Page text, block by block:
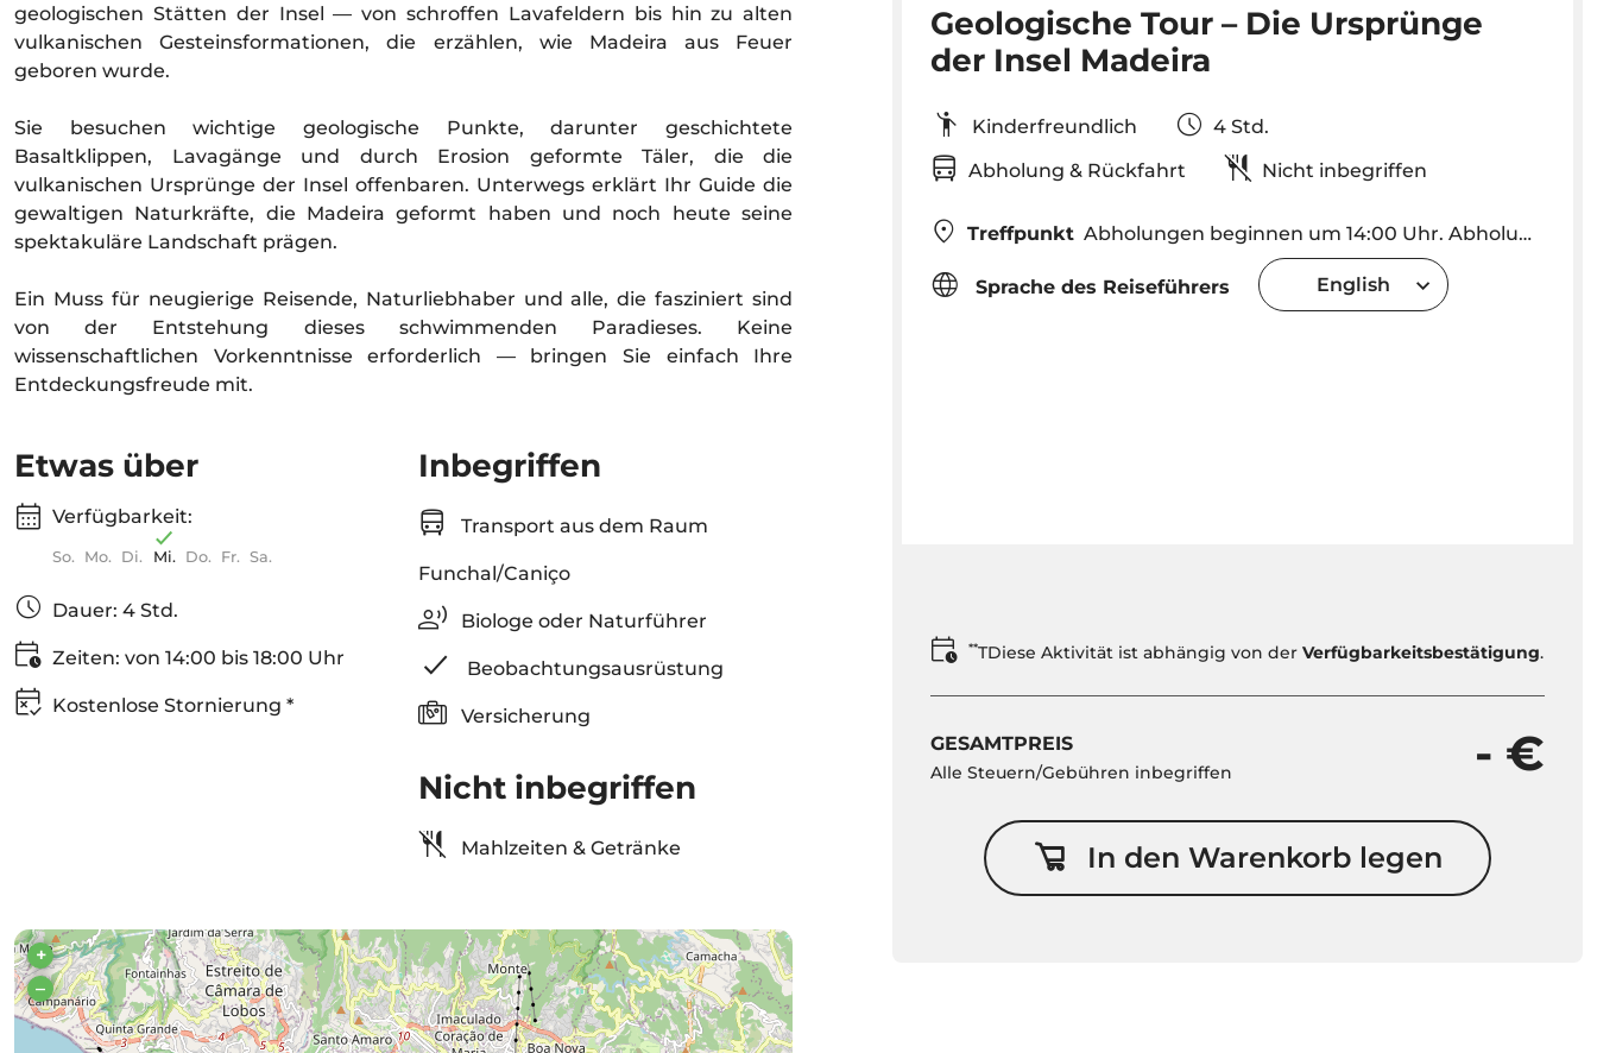
geologischen Stätten der Insel — von schroffen Lavafeldern bis hin zu alten
vulkanischen Gesteinsformationen, die erzählen, wie Madeira aus Feuer
geboren wurde.
Sie besuchen wichtige geologische Punkte, darunter geschichtete
Basaltklippen, Lavagänge und durch Erosion geformte Täler, die die
vulkanischen Ursprünge der Insel offenbaren. Unterwegs erklärt Ihr Guide die
gewaltigen Naturkräfte, die Madeira geformt haben und noch heute seine
spektakuläre Landschaft prägen.
Ein Muss für neugierige Reisende, Naturliebhaber und alle, die fasziniert sind
von der Entstehung dieses schwimmenden Paradieses. Keine
wissenschaftlichen Vorkenntnisse erforderlich — bringen Sie einfach Ihre
Entdeckungsfreude mit.
Etwas über
Verfügbarkeit:
So. Mo. Di. Mi. Do. Fr. Sa.
Dauer: 4 Std.
Zeiten: von 14:00 bis 18:00 Uhr
Kostenlose Stornierung *
Inbegriffen
Transport aus dem Raum
Funchal/Caniço
Biologe oder Naturführer
Beobachtungsausrüstung
Versicherung
Nicht inbegriffen
Mahlzeiten & Getränke
+
–
Geologische Tour – Die Ursprünge
der Insel Madeira
Kinderfreundlich
4 Std.
Abholung & Rückfahrt
Nicht inbegriffen
Treffpunkt Abholungen beginnen um 14:00 Uhr. Abholung und Rückfahrt in Funchal, Caniço (bitte kontaktieren Sie uns für andere Orte).
Sprache des Reiseführers English
**TDiese Aktivität ist abhängig von derVerfügbarkeitsbestätigung.
GESAMTPREIS
Alle Steuern/Gebühren inbegriffen - €
In den Warenkorb legen